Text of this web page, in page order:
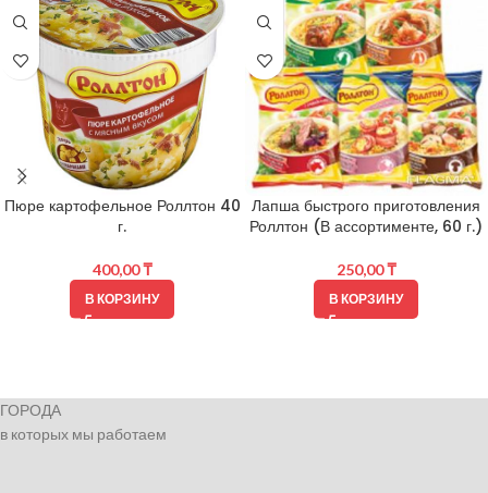
Пюре картофельное Роллтон 40
г.
400,00₸
В КОРЗИНУ
Лапша быстрого приготовления
Роллтон (В ассортименте, 60 г.)
250,00₸
В КОРЗИНУ
ГОРОДА
в которых мы работаем